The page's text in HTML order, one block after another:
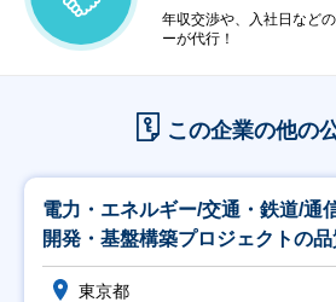
年収交渉や、入社日など
ーが代行！
この企業の他の
電力・エネルギー/交通・鉄道/通
開発・基盤構築プロジェクトの
東京都